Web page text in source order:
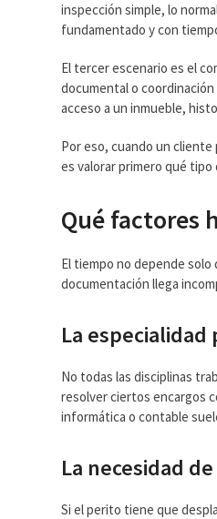
inspección simple, lo
fundamentado y con
El tercer escenario es el
documental o
acceso a un inmueble,
Por eso, cuando un
es valorar primero qué
Qué factores
El tiempo no depende
documentación llega
La especialidad
No todas las disciplinas
resolver ciertos encargos
informática o contable
La necesidad
Si el perito tiene que